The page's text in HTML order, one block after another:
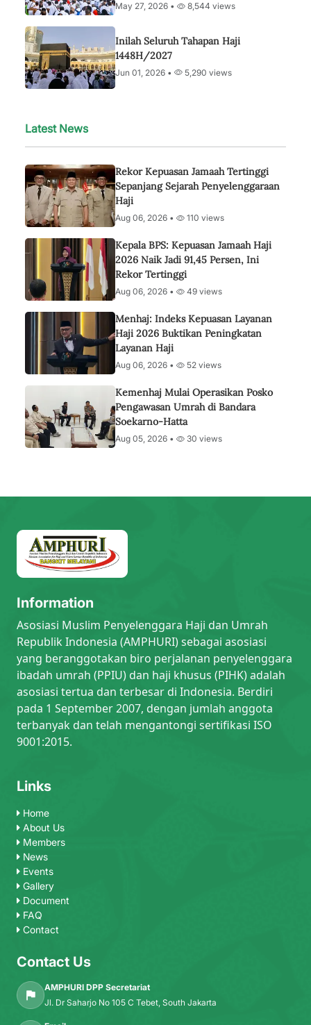
May 27, 2026 • 8,544 views
Inilah Seluruh Tahapan Haji
1448H/2027
Jun 01, 2026 • 5,290 views
Latest News
Rekor Kepuasan Jamaah Tertinggi
Sepanjang Sejarah Penyelenggaraan
Haji
Aug 06, 2026 • 110 views
Kepala BPS: Kepuasan Jamaah Haji
2026 Naik Jadi 91,45 Persen, Ini
Rekor Tertinggi
Aug 06, 2026 • 49 views
Menhaj: Indeks Kepuasan Layanan
Haji 2026 Buktikan Peningkatan
Layanan Haji
Aug 06, 2026 • 52 views
Kemenhaj Mulai Operasikan Posko
Pengawasan Umrah di Bandara
Soekarno-Hatta
Aug 05, 2026 • 30 views
Information
Asosiasi Muslim Penyelenggara Haji dan Umrah
Republik Indonesia (AMPHURI) sebagai asosiasi
yang beranggotakan biro perjalanan penyelenggara
ibadah umrah (PPIU) dan haji khusus (PIHK) adalah
asosiasi tertua dan terbesar di Indonesia. Berdiri
pada 1 September 2007, dengan jumlah anggota
terbanyak dan telah mengantongi sertifikasi ISO
9001:2015.
Links
Home
About Us
Members
News
Events
Gallery
Document
FAQ
Contact
Contact Us
AMPHURI DPP Secretariat
Jl. Dr Saharjo No 105 C Tebet, South Jakarta